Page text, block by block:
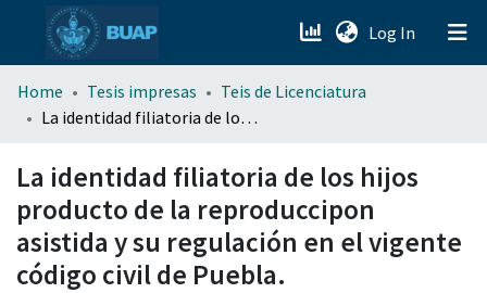
Log In (current)
menu.section.about_menu
Home Tesis impresas
Teis de Licenciatura
La identidad filiatoria de los hijos producto de la reproduccipon asistida y su regulación en el vigente código civil de Puebla.
La identidad filiatoria de los hijos
producto de la reproduccipon
asistida y su regulación en el vigente
código civil de Puebla.